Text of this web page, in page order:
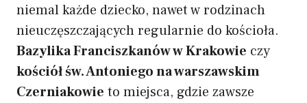
niemal każde dziecko, nawet w rodzinach
nieuczęszczających regularnie do kościoła.
Bazylika Franciszkanów w Krakowie czy
kościół św. Antoniego na warszawskim
Czerniakowie to miejsca, gdzie zawsze